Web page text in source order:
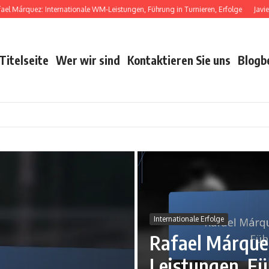
Internationale WM-Leistungen, Führung in Turnieren, Erfolge Javier
Titelseite Wer wir sind Kontaktieren Sie uns
Internationale Erfolge
Rafael